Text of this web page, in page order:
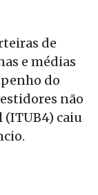
de
e médias
do
não
(ITUB4) caiu